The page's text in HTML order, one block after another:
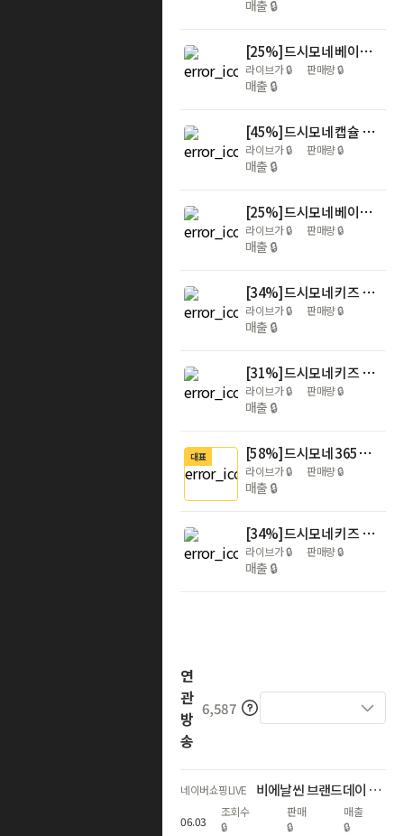
매출 🔒
[25%] 드시모네 베이비 스텝2 3BOX (3개월분) + 프라임 10일분 + 커피 증정
라이브가🔒 판매량🔒
매출 🔒
[45%] 드시모네 캡슐 플러스 2BOX(총 2개월분) + 커피 증정
라이브가🔒 판매량🔒
매출 🔒
[25%] 드시모네 베이비 스텝1 3BOX (3개월분) + 프라임 10일분 + 커피 증정
라이브가🔒 판매량🔒
매출 🔒
[34%] 드시모네 키즈 스텝2 블루베리향 3BOX (3개월분) + 프라임 10일분 + 커피 증정
라이브가🔒 판매량🔒
매출 🔒
[31%] 드시모네 키즈 프리미엄 3BOX (3개월분) + 프라임 10일분 + 커피 증정
라이브가🔒 판매량🔒
매출 🔒
대표 [58%] 드시모네 365바나나 2BOX(총 2개월분) + 커피 증정
라이브가🔒 판매량🔒
매출 🔒
[34%] 드시모네 키즈 요거트 24개입 + 커피 증정
라이브가🔒 판매량🔒
매출 🔒
연
관
방
송
6,587
네이버쇼핑LIVE 비에날씬 브랜드데이 역대급 할인! (67%+비에날씬 1개월 증정)
06.03
조회수
🔒
판매
🔒
매출
🔒